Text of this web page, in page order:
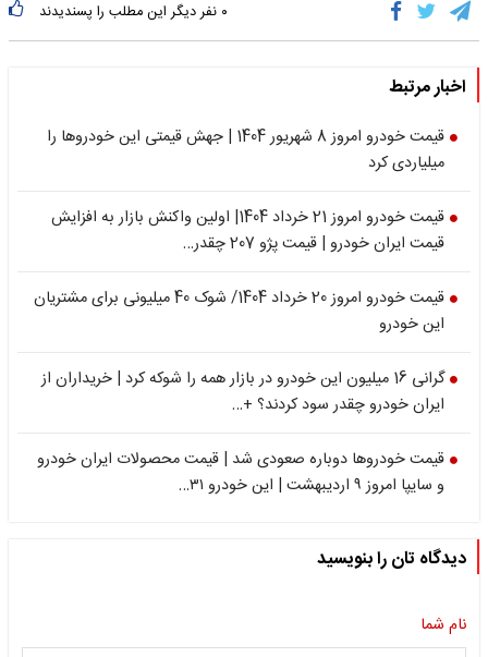
۰ نفر دیگر این مطلب را پسندیدند
اخبار مرتبط
قیمت خودرو امروز 8 شهریور 1404 | جهش قیمتی این خودروها را
میلیاردی کرد
قیمت خودرو امروز 21 خرداد 1404| اولین واکنش بازار به افزایش
قیمت ایران خودرو | قیمت پژو 207 چقدر…
قیمت خودرو امروز 20 خرداد 1404/ شوک 40 میلیونی برای مشتریان
این خودرو
گرانی 16 میلیون این خودرو در بازار همه را شوکه کرد | خریداران از
ایران خودرو چقدر سود کردند؟ +…
قیمت خودروها دوباره صعودی شد | قیمت محصولات ایران خودرو
و سایپا امروز ۹ اردیبهشت | این خودرو ۳۱…
دیدگاه تان را بنویسید
نام شما